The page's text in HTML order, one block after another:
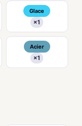
Glace
×1
Acier
×1